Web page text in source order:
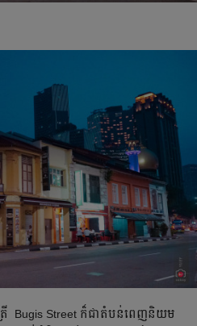
រី ​ Bugis Street ក៏​ជា​តំបន់​ពេញ​និយម​​